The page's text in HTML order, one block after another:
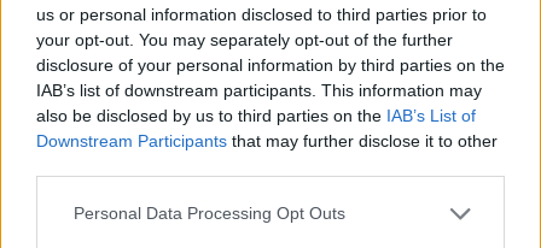
us or personal information disclosed to third parties prior to
your opt-out. You may separately opt-out of the further
disclosure of your personal information by third parties on the
IAB’s list of downstream participants. This information may
also be disclosed by us to third parties on the IAB’s List of
Downstream Participants that may further disclose it to other
Personal Data Processing Opt Outs
Neves klubokban játszott a Sepsi OSK új